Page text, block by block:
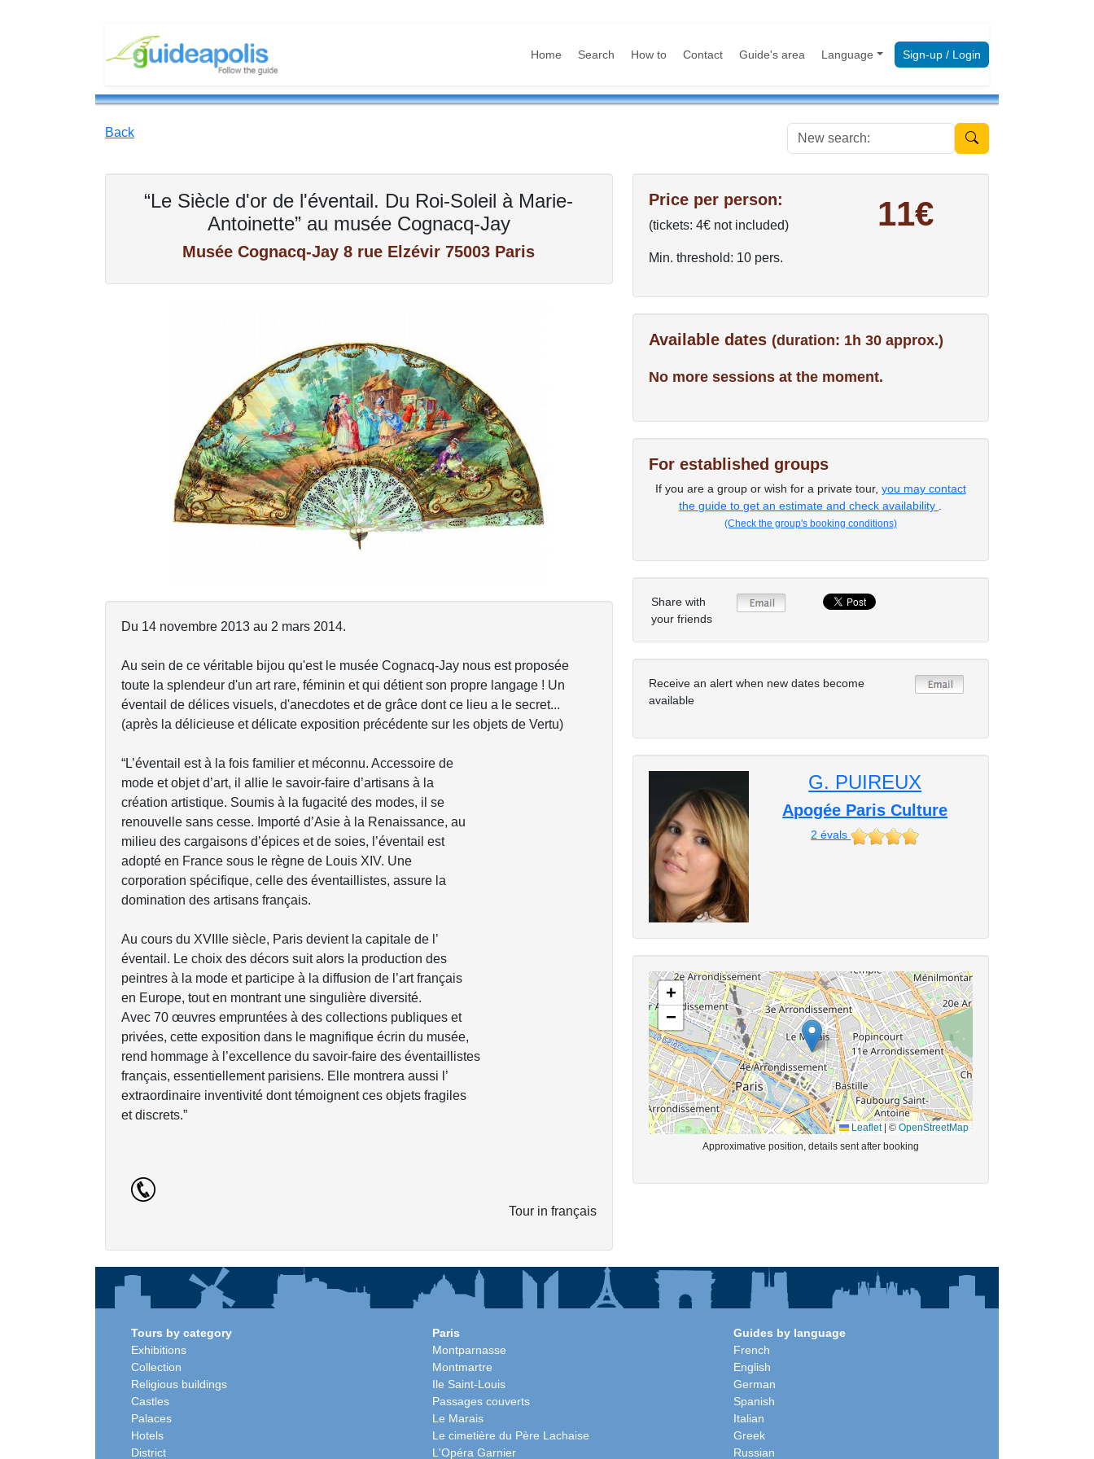
Home Search How to Contact Guide's area Language Sign-up / Login
Back New search:
“Le Siècle d'or de l'éventail. Du Roi-Soleil à Marie-
Antoinette” au musée Cognacq-Jay
Musée Cognacq-Jay 8 rue Elzévir 75003 Paris
Previous
Du 14 novembre 2013 au 2 mars 2014.
Au sein de ce véritable bijou qu'est le musée Cognacq-Jay nous est proposée
toute la splendeur d'un art rare, féminin et qui détient son propre langage ! Un
éventail de délices visuels, d'anecdotes et de grâce dont ce lieu a le secret...
(après la délicieuse et délicate exposition précédente sur les objets de Vertu)
“L’éventail est à la fois familier et méconnu. Accessoire de
mode et objet d’art, il allie le savoir-faire d’artisans à la
création artistique. Soumis à la fugacité des modes, il se
renouvelle sans cesse. Importé d’Asie à la Renaissance, au
milieu des cargaisons d’épices et de soies, l’éventail est
adopté en France sous le règne de Louis XIV. Une
corporation spécifique, celle des éventaillistes, assure la
domination des artisans français.
Au cours du XVIIIe siècle, Paris devient la capitale de l’
éventail. Le choix des décors suit alors la production des
peintres à la mode et participe à la diffusion de l’art français
en Europe, tout en montrant une singulière diversité.
Avec 70 œuvres empruntées à des collections publiques et
privées, cette exposition dans le magnifique écrin du musée,
rend hommage à l’excellence du savoir-faire des éventaillistes
français, essentiellement parisiens. Elle montrera aussi l’
extraordinaire inventivité dont témoignent ces objets fragiles
et discrets.”
Tour in français
Price per person:
(tickets: 4€ not included)
Min. threshold: 10 pers.
11€
Available dates (duration: 1h 30 approx.)
No more sessions at the moment.
For established groups
If you are a group or wish for a private tour, you may contact
the guide to get an estimate and check availability
(Check the group's booking conditions)
Share with
your friends
Receive an alert when new dates become
available
G. PUIREUX
Apogée Paris Culture
2 évals
+
−
Leaflet | © OpenStreetMap
Approximative position, details sent after booking
Tours by category
Exhibitions
Collection
Religious buildings
Castles
Palaces
Hotels
District
Paris
Montparnasse
Montmartre
Ile Saint-Louis
Passages couverts
Le Marais
Le cimetière du Père Lachaise
L'Opéra Garnier
Guides by language
French
English
German
Spanish
Italian
Greek
Russian